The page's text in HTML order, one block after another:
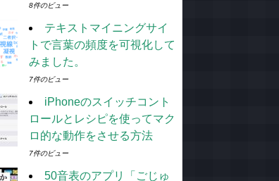
8件のビュー
テキストマイニングサイ
トで言葉の頻度を可視化して
みました。
7件のビュー
iPhoneのスイッチコント
ロールとレシピを使ってマク
ロ的な動作をさせる方法
7件のビュー
50音表のアプリ「ごじゅ